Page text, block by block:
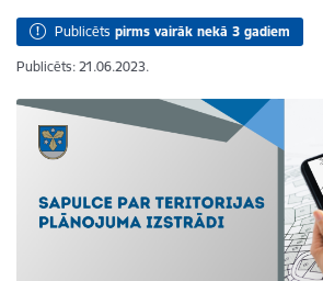
Publicēts pirms vairāk nekā 3 gadiem
Publicēts: 21.06.2023.